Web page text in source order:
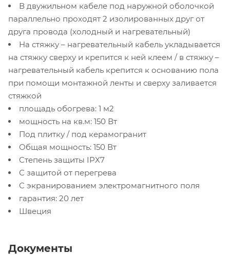
В двужильном кабеле под наружной оболочкой
параллельно проходят 2 изолированных друг от
друга провода (холодный и нагревательный)
На стяжку – нагревательный кабель укладывается
на стяжку сверху и крепится к ней клеем / в стяжку –
нагревательный кабель крепится к основанию пола
при помощи монтажной ленты и сверху заливается
стяжкой
площадь обогрева: 1 м2
мощность на кв.м: 150 Вт
Под плитку / под керамогранит
Общая мощность: 150 Вт
Степень защиты IPX7
С защитой от перегрева
С экранированием электромагнитного поля
гарантия: 20 лет
Швеция
Документы